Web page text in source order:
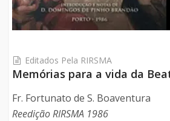
Editados Pela RIRSMA
Memórias para a vida da
Fr. Fortunato de S. Boaventura
Reedição RIRSMA 1986